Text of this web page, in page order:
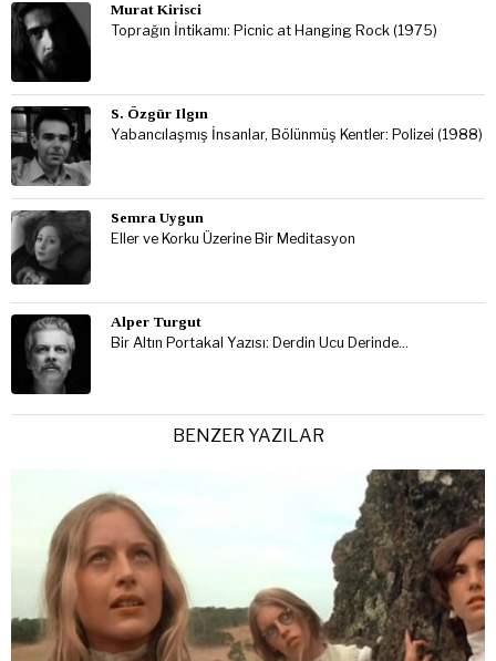
Murat Kirisci
Toprağın İntikamı: Picnic at Hanging Rock (1975)
S. Özgür Ilgın
Yabancılaşmış İnsanlar, Bölünmüş Kentler: Polizei (1988)
Semra Uygun
Eller ve Korku Üzerine Bir Meditasyon
Alper Turgut
Bir Altın Portakal Yazısı: Derdin Ucu Derinde…
BENZER YAZILAR